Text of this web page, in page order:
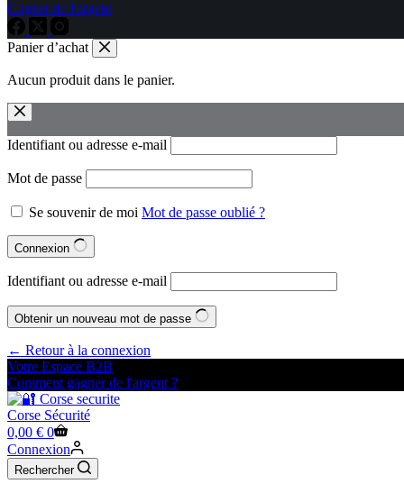
Gagner de l'argent
Panier d’achat
Aucun produit dans le panier.
Identifiant ou adresse e-mail
Mot de passe
Se souvenir de moi Mot de passe oublié ?
Connexion
Identifiant ou adresse e-mail
Obtenir un nouveau mot de passe
← Retour à la connexion
Votre Espace B2B
Comment gagner de l'argent ?
Corse Sécurité
Panier
d’achat
0,00 € 0
Connexion
Rechercher